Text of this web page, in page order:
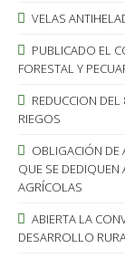
VELAS
PUBLICADO EL
FORESTAL Y
REDUCCION DEL
RIEGOS
OBLIGACIÓN DE
QUE SE DEDIQUEN
AGRÍCOLAS
ABIERTA LA
DESARROLLO